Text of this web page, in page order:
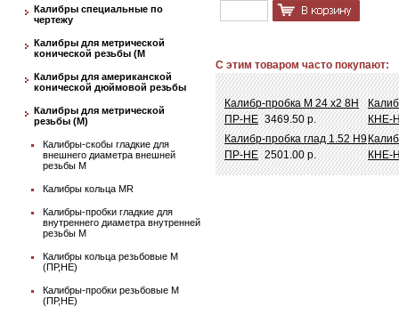
Калибры специальные по
чертежу
Калибры для метрической
конической резьбы (М
Калибры для американской
конической дюймовой резьбы
Калибры для метрической
резьбы (М)
Калибры-скобы гладкие для
внешнего диаметра внешней
резьбы М
Калибры кольца MR
Калибры-пробки гладкие для
внутреннего диаметра внутренней
резьбы М
Калибры кольца резьбовые М
(ПР,НЕ)
Калибры-пробки резьбовые М
(ПР,НЕ)
С этим товаром часто покупают:
Калибр-пробка М 24 х2 8Н
ПР-НЕ 3469.50 р.
КНЕ-
Калибр-пробка глад 1.52 Н9
ПР-НЕ 2501.00 р.
КНЕ-